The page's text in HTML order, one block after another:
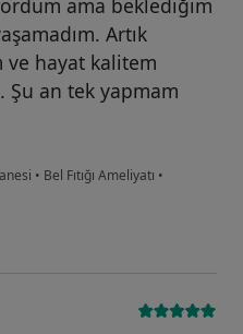
ama beklediğim
Artık
hayat kalitem
an tek yapmam
• Bel Fıtığı Ameliyatı •